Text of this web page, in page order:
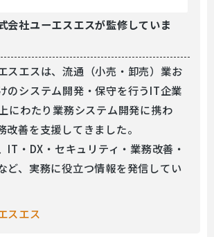
会社ユーエスエスが監修していま
スエスは、流通（小売・卸売）業お
のシステム開発・保守を行うIT企業
にわたり業務システム開発に携わ
改善を支援してきました。
IT・DX・セキュリティ・業務改善・
ど、実務に役立つ情報を発信してい
スエス